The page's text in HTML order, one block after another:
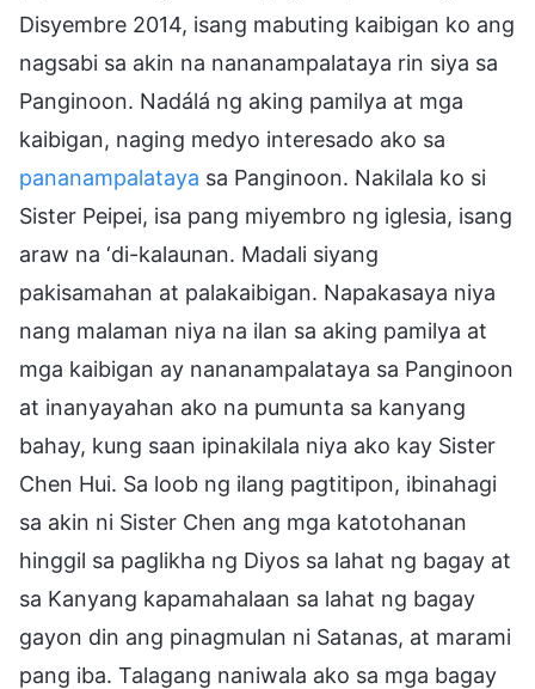
Disyembre 2014, isang mabuting kaibigan ko ang
nagsabi sa akin na nananampalataya rin siya sa
Panginoon. Nadálá ng aking pamilya at mga
kaibigan, naging medyo interesado ako sa
pananampalataya sa Panginoon. Nakilala ko si
Sister Peipei, isa pang miyembro ng iglesia, isang
araw na ‘di-kalaunan. Madali siyang
pakisamahan at palakaibigan. Napakasaya niya
nang malaman niya na ilan sa aking pamilya at
mga kaibigan ay nananampalataya sa Panginoon
at inanyayahan ako na pumunta sa kanyang
bahay, kung saan ipinakilala niya ako kay Sister
Chen Hui. Sa loob ng ilang pagtitipon, ibinahagi
sa akin ni Sister Chen ang mga katotohanan
hinggil sa paglikha ng Diyos sa lahat ng bagay at
sa Kanyang kapamahalaan sa lahat ng bagay
gayon din ang pinagmulan ni Satanas, at marami
pang iba. Talagang naniwala ako sa mga bagay